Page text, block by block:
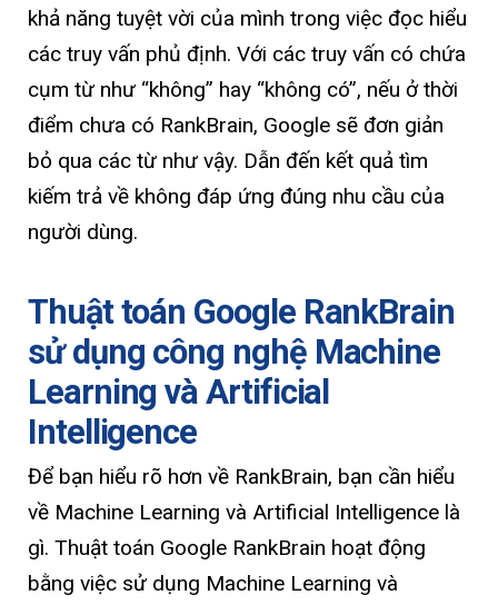
khả năng tuyệt vời của mình trong việc đọc hiểu
các truy vấn phủ định. Với các truy vấn có chứa
cụm từ như “không” hay “không có”, nếu ở thời
điểm chưa có RankBrain, Google sẽ đơn giản
bỏ qua các từ như vậy. Dẫn đến kết quả tìm
kiếm trả về không đáp ứng đúng nhu cầu của
người dùng.
Thuật toán Google RankBrain
sử dụng công nghệ Machine
Learning và Artificial
Intelligence
Để bạn hiểu rõ hơn về RankBrain, bạn cần hiểu
về Machine Learning và Artificial Intelligence là
gì. Thuật toán Google RankBrain hoạt động
bằng việc sử dụng Machine Learning và